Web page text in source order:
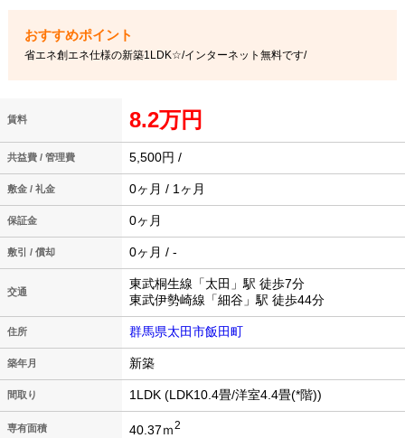
省エネ創エネ仕様の新築1LDK☆/インターネット無料です/
賃料 8.2万円
共益費 / 管理費 5,500円 /
敷金 / 礼金 0ヶ月 / 1ヶ月
保証金 0ヶ月
敷引 / 償却 0ヶ月 / -
交通
東武桐生線「太田」駅 徒歩7分
東武伊勢崎線「細谷」駅 徒歩44分
住所 群馬県太田市飯田町
築年月 新築
間取り 1LDK (LDK10.4畳/洋室4.4畳(*階))
専有面積 40.37ｍ2